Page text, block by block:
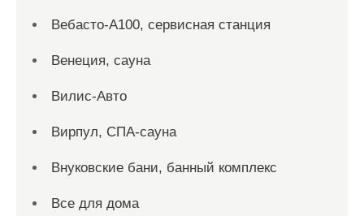
Вебасто-А100, сервисная станция
Венеция, сауна
Вилис-Авто
Вирпул, СПА-сауна
Внуковские бани, банный комплекс
Все для дома